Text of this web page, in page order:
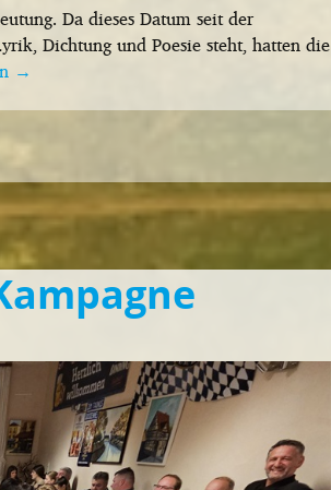
Da dieses Datum seit der
Dichtung und Poesie steht, hatten die
→